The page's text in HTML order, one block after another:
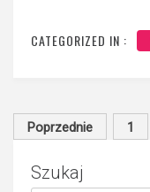
CATEGORIZED IN :
Stronicowanie
Poprzednie 1
Szukaj